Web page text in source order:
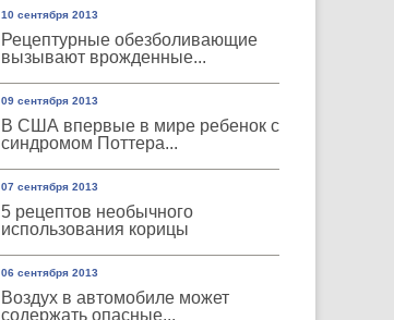
10 сентября 2013
Рецептурные обезболивающие
вызывают врожденные...
09 сентября 2013
В США впервые в мире ребенок с
синдромом Поттера...
07 сентября 2013
5 рецептов необычного
использования корицы
06 сентября 2013
Воздух в автомобиле может
содержать опасные...